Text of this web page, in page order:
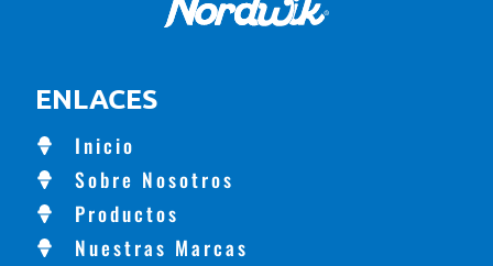
ENLACES
Inicio
Sobre Nosotros
Productos
Nuestras Marcas